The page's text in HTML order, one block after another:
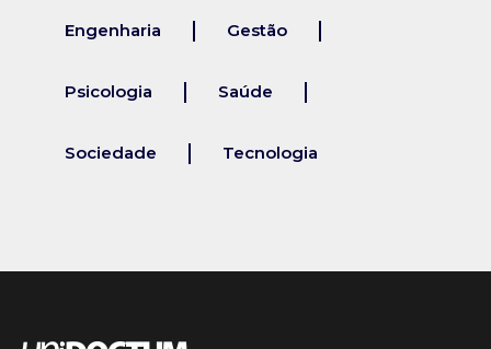
Engenharia Gestão
Psicologia Saúde
Sociedade Tecnologia